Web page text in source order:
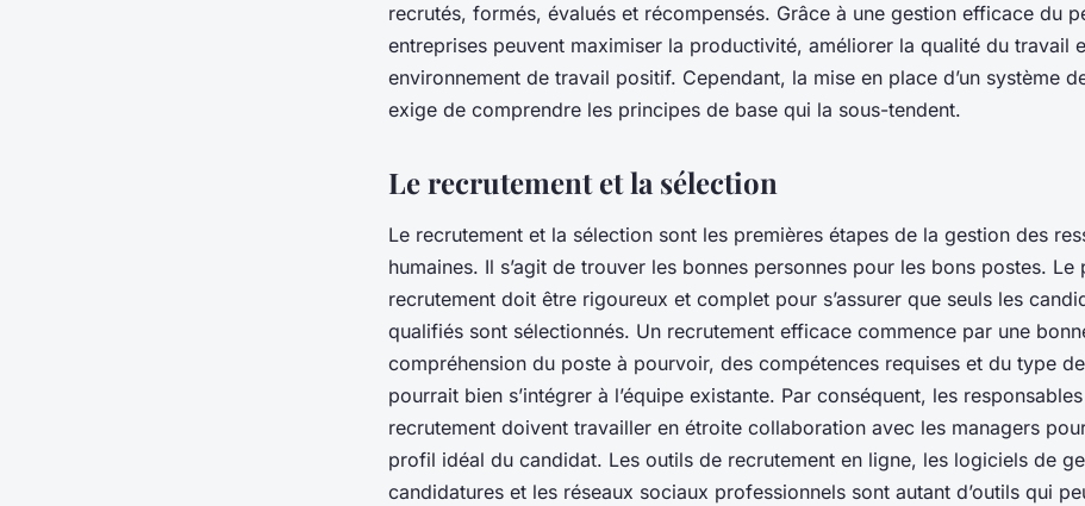
recrutés, formés, évalués et récompensés. Grâce à une gestion efficace du
entreprises peuvent maximiser la productivité, améliorer la qualité du travail
environnement de travail positif. Cependant, la mise en place d’un système
exige de comprendre les principes de base qui la sous-tendent.
Le recrutement et la sélection
Le recrutement et la sélection sont les premières étapes de la gestion des
humaines. Il s’agit de trouver les bonnes personnes pour les bons postes. Le
recrutement doit être rigoureux et complet pour s’assurer que seuls les
qualifiés sont sélectionnés. Un recrutement efficace commence par une
compréhension du poste à pourvoir, des compétences requises et du type
pourrait bien s’intégrer à l’équipe existante. Par conséquent, les
recrutement doivent travailler en étroite collaboration avec les managers
profil idéal du candidat. Les outils de recrutement en ligne, les logiciels de
candidatures et les réseaux sociaux professionnels sont autant d’outils qui